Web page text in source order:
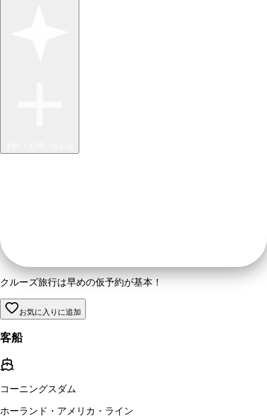
クルーズ旅行は早めの仮予約が基本！
お気に入りに追加
客船
コーニングスダム
ホーランド・アメリカ・ライン